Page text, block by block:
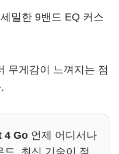
밀한 9밴드 EQ 커스
무게감이 느껴지는 점
4 Go언제 어디서나